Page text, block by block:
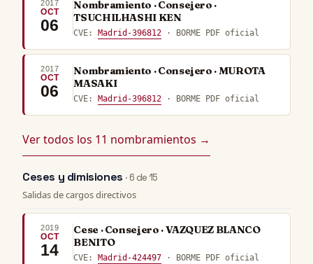
2017
OCT
06
Nombramiento · Consejero ·
TSUCHILHASHI KEN
CVE: Madrid-396812 · BORME PDF oficial
2017
OCT
06
Nombramiento · Consejero · MUROTA
MASAKI
CVE: Madrid-396812 · BORME PDF oficial
Ver todos los 11 nombramientos →
Ceses y dimisiones · 6 de 15
Salidas de cargos directivos
2019
OCT
14
Cese · Consejero · VAZQUEZ BLANCO
BENITO
CVE: Madrid-424497 · BORME PDF oficial